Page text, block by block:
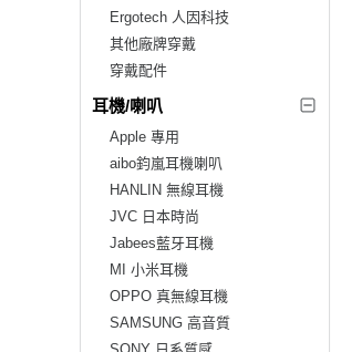
Ergotech 人因科技
其他廠牌穿戴
穿戴配件
耳機/喇叭
Apple 專用
aibo鈞嵐耳機喇叭
HANLIN 無線耳機
JVC 日本時尚
Jabees藍牙耳機
MI 小米耳機
OPPO 真無線耳機
SAMSUNG 高音質